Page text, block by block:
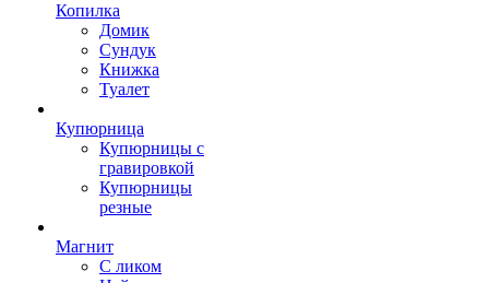
Копилка
Домик
Сундук
Книжка
Туалет
Купюрница
Купюрницы с
гравировкой
Купюрницы
резные
Магнит
С ликом